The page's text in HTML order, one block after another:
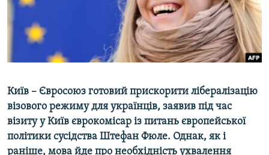
КРИМ РЕАЛІЇ
РУС
УКР
КТАТ
ДОЛУЧАЙСЯ!
Київ – Євросоюз готовий прискорити лібералізацію
візового режиму для українців, заявив під час
візиту у Київ єврокомісар із питань європейської
політики сусідства Штефан Фюле. Однак, як і
раніше, мова йде про необхідність ухвалення